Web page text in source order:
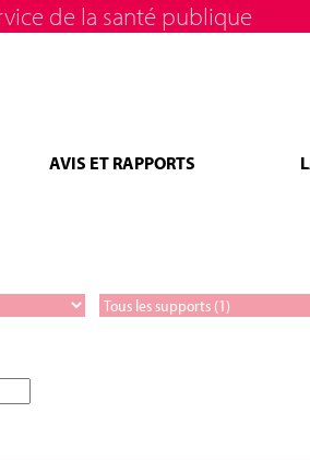
de la santé publique
AVIS ET RAPPORTS